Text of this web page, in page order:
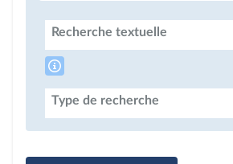
Recherche textuelle
Type de recherche